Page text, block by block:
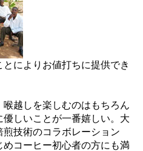
によりお値打ちに提供でき
越しを楽しむのはもちろん
しいことが一番嬉しい。大
技術のコラボレーション
コーヒー初心者の方にも満